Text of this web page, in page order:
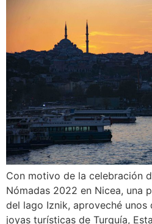
Con motivo de la celebración
Nómadas 2022 en Nicea, una
del lago Iznik, aproveché unos
joyas turísticas de Turquía,